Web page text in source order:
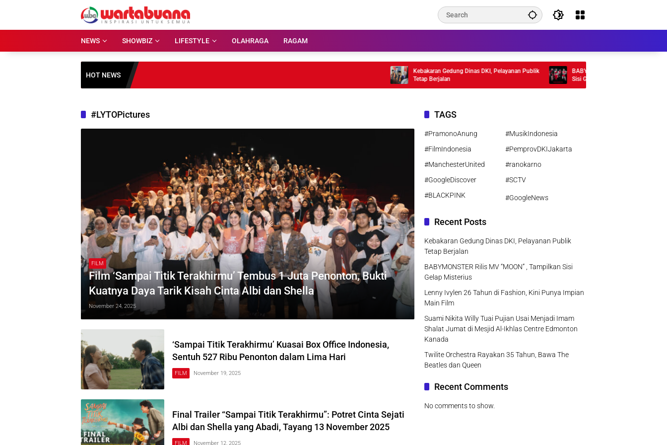
NEWS
SHOWBIZ LIFESTYLE OLAHRAGA RAGAM
HOT NEWS
Kebakaran Gedung Dinas DKI, Pelayanan Publik
Tetap Berjalan
BABYMONSTER Rilis MV “MOON” ,
Sisi Gelap Misterius
#LYTOPictures
FILM
Film ‘Sampai Titik Terakhirmu’ Tembus 1 Juta Penonton, Bukti
Kuatnya Daya Tarik Kisah Cinta Albi dan Shella
November 24, 2025
‘Sampai Titik Terakhirmu’ Kuasai Box Office Indonesia,
Sentuh 527 Ribu Penonton dalam Lima Hari
FILM November 19, 2025
Final Trailer “Sampai Titik Terakhirmu”: Potret Cinta Sejati
Albi dan Shella yang Abadi, Tayang 13 November 2025
FILM November 12, 2025
TAGS
#PramonoAnung
#MusikIndonesia
#FilmIndonesia
#PemprovDKIJakarta
#ManchesterUnited
#ranokarno
#GoogleDiscover
#SCTV
#BLACKPINK
#GoogleNews
Recent Posts
Kebakaran Gedung Dinas DKI, Pelayanan Publik
Tetap Berjalan
BABYMONSTER Rilis MV “MOON” , Tampilkan Sisi
Gelap Misterius
Lenny Ivylen 26 Tahun di Fashion, Kini Punya Impian
Main Film
Suami Nikita Willy Tuai Pujian Usai Menjadi Imam
Shalat Jumat di Mesjid Al-Ikhlas Centre Edmonton
Kanada
Twilite Orchestra Rayakan 35 Tahun, Bawa The
Beatles dan Queen
Recent Comments
No comments to show.